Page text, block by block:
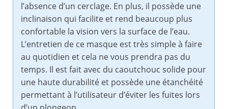
l’absence d’un cerclage. En plus, il possède une
inclinaison qui facilite et rend beaucoup plus
confortable la vision vers la surface de l’eau.
L’entretien de ce masque est très simple à faire
au quotidien et cela ne vous prendra pas du
temps. Il est fait avec du caoutchouc solide pour
une haute durabilité et possède une étanchéité
permettant à l’utilisateur d’éviter les fuites lors